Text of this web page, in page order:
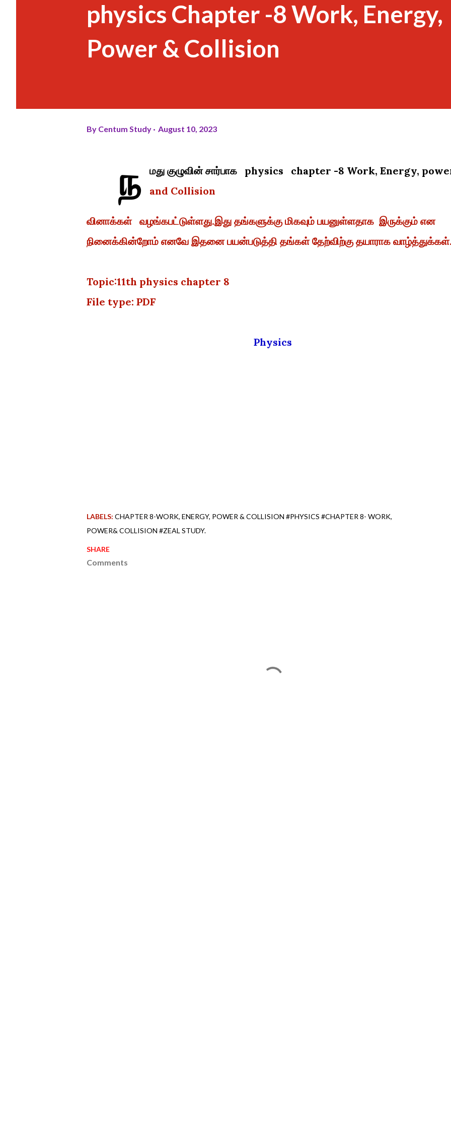
physics Chapter -8 Work, Energy,
Power & Collision
By Centum Study August 10, 2023
ந
மது குழுவின் சார்பாக physics chapter -8 Work, Energy,
and Collision
வினாக்கள் வழங்கபட்டுள்ளது.இது தங்களுக்கு மிகவும் பயனுள்ளதாக இருக்கும் என
நினைக்கின்றோம் எனவே இதனை பயன்படுத்தி தங்கள் தேற்விற்கு தயாராக
Topic:11th physics chapter 8
File type: PDF
Physics
LABELS: CHAPTER 8-WORK ENERGY POWER & COLLISION #PHYSICS #CHAPTER 8- WORK
POWER& COLLISION #ZEAL STUDY.
SHARE
Comments